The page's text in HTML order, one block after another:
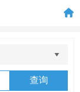
查询